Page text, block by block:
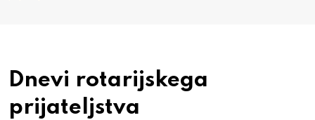
Kontakt
Dnevi rotarijskega
prijateljstva